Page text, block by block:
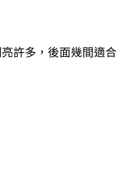
許多，後面幾間適合